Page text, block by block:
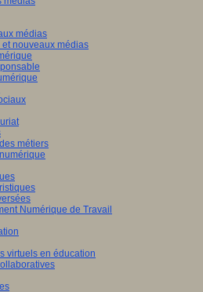
médias
et nouveaux médias
métiers
Numérique de Travail
virtuels en éducation